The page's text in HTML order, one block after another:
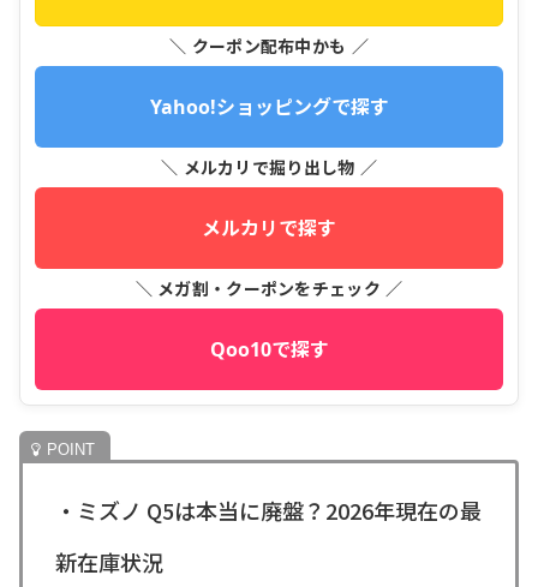
＼ クーポン配布中かも ／
Yahoo!ショッピングで探す
＼ メルカリで掘り出し物 ／
メルカリで探す
＼ メガ割・クーポンをチェック ／
Qoo10で探す
・ミズノ Q5は本当に廃盤？2026年現在の最
新在庫状況